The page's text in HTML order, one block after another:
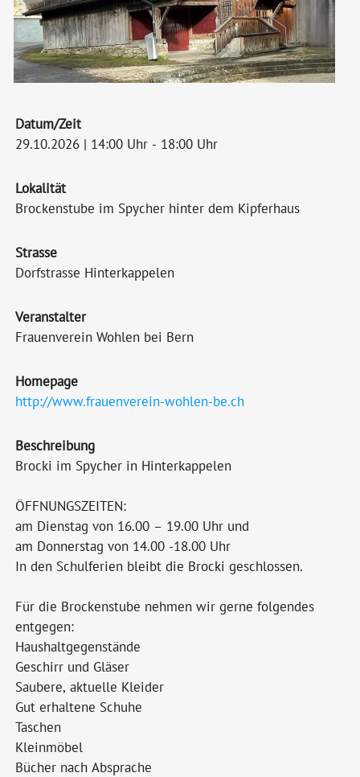
Datum/Zeit
29.10.2026 | 14:00 Uhr - 18:00 Uhr
Lokalität
Brockenstube im Spycher hinter dem Kipferhaus
Strasse
Dorfstrasse Hinterkappelen
Veranstalter
Frauenverein Wohlen bei Bern
Homepage
http://www.frauenverein-wohlen-be.ch
Beschreibung
Brocki im Spycher in Hinterkappelen
ÖFFNUNGSZEITEN:
am Dienstag von 16.00 – 19.00 Uhr und
am Donnerstag von 14.00 -18.00 Uhr
In den Schulferien bleibt die Brocki geschlossen.
Für die Brockenstube nehmen wir gerne folgendes
entgegen:
Haushaltgegenstände
Geschirr und Gläser
Saubere, aktuelle Kleider
Gut erhaltene Schuhe
Taschen
Kleinmöbel
Bücher nach Absprache